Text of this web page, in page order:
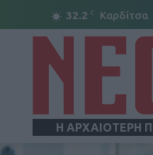
32.2 C Καρδίτσα
Η ΑΡΧΑΙΟΤΕΡΗ